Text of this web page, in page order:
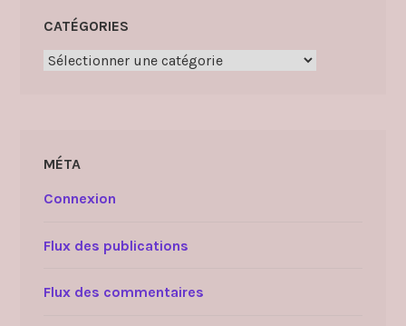
CATÉGORIES
Catégories
MÉTA
Connexion
Flux des publications
Flux des commentaires